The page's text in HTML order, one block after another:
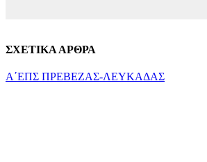
ΣΧΕΤΙΚΑ ΑΡΘΡΑ
Α΄ΕΠΣ ΠΡΕΒΕΖΑΣ-ΛΕΥΚΑΔΑΣ